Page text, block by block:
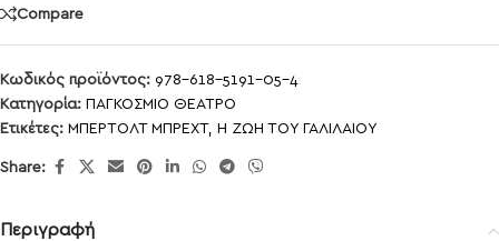
Compare
Κωδικός προϊόντος: 978-618-5191-05-4
Κατηγορία: ΠΑΓΚΟΣΜΙΟ ΘΕΑΤΡΟ
Ετικέτες: MΠΕΡΤΟΛΤ ΜΠΡΕΧΤ, Η ΖΩΗ ΤΟΥ ΓΑΛΙΛΑΙΟΥ
Share:
Περιγραφή